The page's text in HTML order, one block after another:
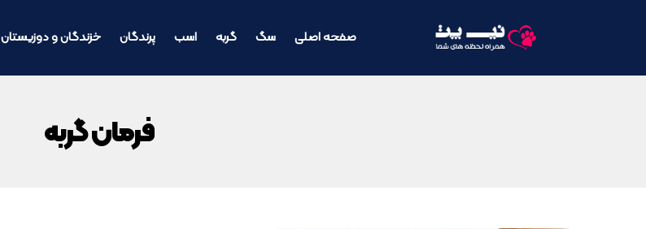
صفحه اصلی سگ گربه اسب پرندگان خزندگان و دوزیستان
فرمان گربه